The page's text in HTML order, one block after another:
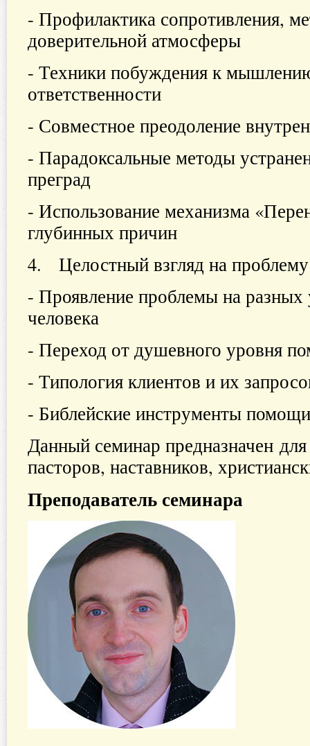
- Профилактика сопротивления,
доверительной атмосферы
- Техники побуждения к
ответственности
- Совместное преодоление
- Парадоксальные методы
преград
- Использование механизма
глубинных причин
4. Целостный взгляд на
- Проявление проблемы на разных
человека
- Переход от душевного уровня
- Типология клиентов и их
- Библейские инструменты помощи
Данный семинар предназначен
пасторов, наставников,
Преподаватель семинара